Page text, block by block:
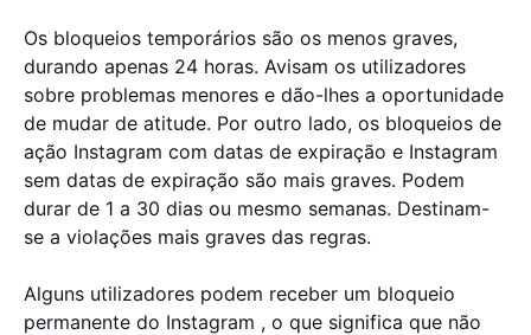
Os bloqueios temporários são os menos graves,
durando apenas 24 horas. Avisam os utilizadores
sobre problemas menores e dão-lhes a oportunidade
de mudar de atitude. Por outro lado, os bloqueios de
ação Instagram com datas de expiração e Instagram
sem datas de expiração são mais graves. Podem
durar de 1 a 30 dias ou mesmo semanas. Destinam-
se a violações mais graves das regras.
Alguns utilizadores podem receber um bloqueio
permanente do Instagram , o que significa que não